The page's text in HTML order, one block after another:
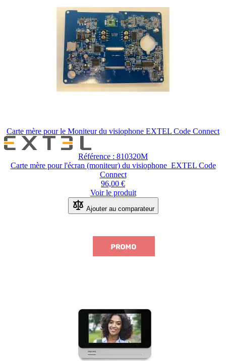
Carte mère pour le Moniteur du visiophone EXTEL Code Connect
Référence : 810320M
Carte mère pour l'écran (moniteur) du visiophone EXTEL Code
Connect
96,00 €
Voir le produit
Ajouter au comparateur